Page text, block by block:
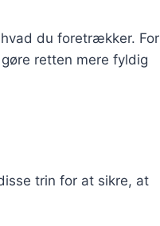
du foretrækker. For
retten mere fyldig
trin for at sikre, at